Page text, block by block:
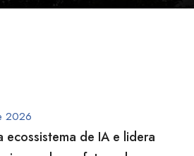
2026
ecossistema de IA e lidera